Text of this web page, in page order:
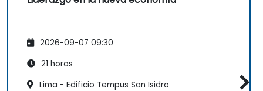
2026-09-07 09:30
21 horas
Lima - Edificio Tempus San Isidro